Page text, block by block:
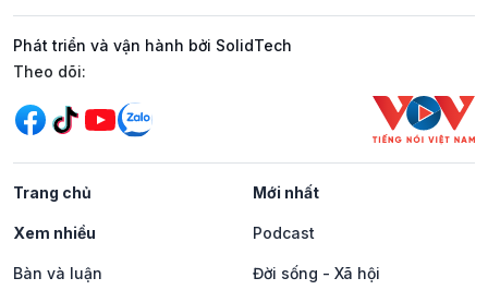
Phát triển và vận hành bởi SolidTech
Mạng xã hội
Theo dõi:
Trang chủ Mới nhất
Xem nhiều Podcast
Bàn và luận Đời sống - Xã hội